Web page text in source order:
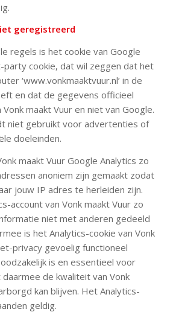
geregistreerd
regels is het cookie van Google
party cookie, dat wil zeggen dat het
‘www.vonkmaaktvuur.nl’ in de
en dat de gegevens officieel
maakt Vuur en niet van Google.
niet gebruikt voor advertenties of
doeleinden.
maakt Vuur Google Analytics zo
anoniem zijn gemaakt zodat
jouw IP adres te herleiden zijn.
account van Vonk maakt Vuur zo
niet met anderen gedeeld
is het Analytics-cookie van Vonk
privacy gevoelig functioneel
is en essentieel voor
de kwaliteit van Vonk
kan blijven. Het Analytics-
geldig.